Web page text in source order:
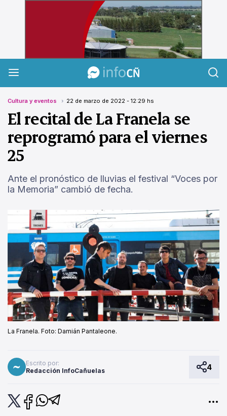
InfoCañuelas
Cultura y eventos 22 de marzo de 2022 - 12:29 hs
El recital de La Franela se
reprogramó para el viernes
25
Ante el pronóstico de lluvias el festival “Voces por
la Memoria” cambió de fecha.
La Franela. Foto: Damián Pantaleone.
Escrito por:
Redacción InfoCañuelas
4